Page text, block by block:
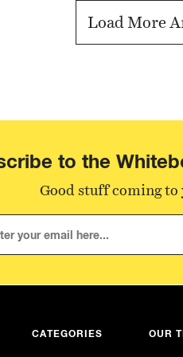
Load More
to the
Good stuff coming
CATEGORIES OUR